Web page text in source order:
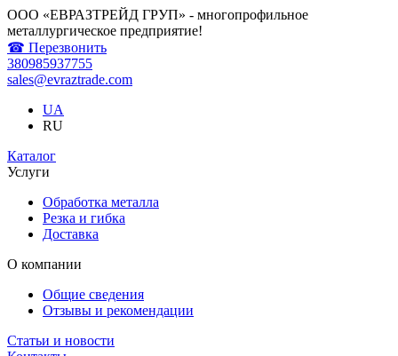
ООО «ЕВРАЗТРЕЙД ГРУП» - многопрофильное
металлургическое предприятие!
☎ Перезвонить
380985937755
sales@evraztrade.com
UA
RU
Каталог
Услуги
Обработка металла
Резка и гибка
Доставка
О компании
Общие сведения
Отзывы и рекомендации
Статьи и новости